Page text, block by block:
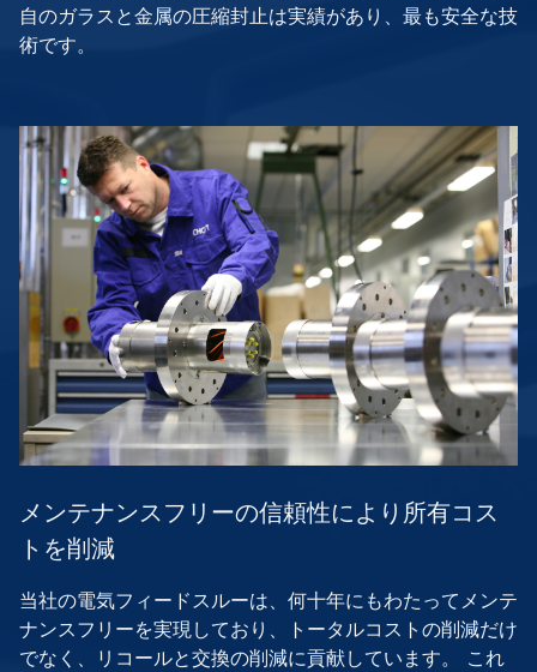
自のガラスと金属の圧縮封止は実績があり、最も安全な技
術です。
メンテナンスフリーの信頼性により所有コス
トを削減
当社の電気フィードスルーは、何十年にもわたってメンテ
ナンスフリーを実現しており、トータルコストの削減だけ
でなく、リコールと交換の削減に貢献しています。 これ